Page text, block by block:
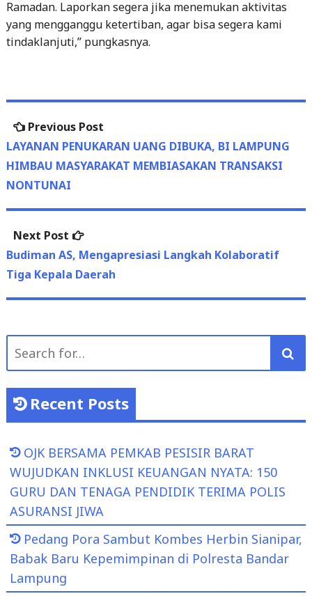
Ramadan. Laporkan segera jika menemukan aktivitas
yang mengganggu ketertiban, agar bisa segera kami
tindaklanjuti,” pungkasnya.
Post
navigation
Previous Post
post:
LAYANAN PENUKARAN UANG DIBUKA, BI LAMPUNG
HIMBAU MASYARAKAT MEMBIASAKAN TRANSAKSI
NONTUNAI
Next Post
Next
post:
Budiman AS, Mengapresiasi Langkah Kolaboratif
Tiga Kepala Daerah
Search
Recent Posts
OJK BERSAMA PEMKAB PESISIR BARAT
WUJUDKAN INKLUSI KEUANGAN NYATA: 150
GURU DAN TENAGA PENDIDIK TERIMA POLIS
ASURANSI JIWA
Pedang Pora Sambut Kombes Herbin Sianipar,
Babak Baru Kepemimpinan di Polresta Bandar
Lampung